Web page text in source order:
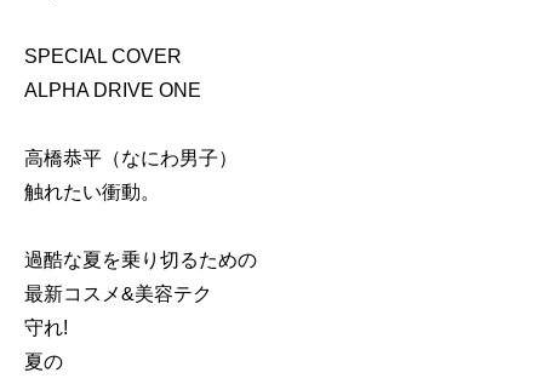
SPECIAL COVER
ALPHA DRIVE ONE
高橋恭平（なにわ男子）
触れたい衝動。
過酷な夏を乗り切るための
最新コスメ&美容テク
守れ!
夏の